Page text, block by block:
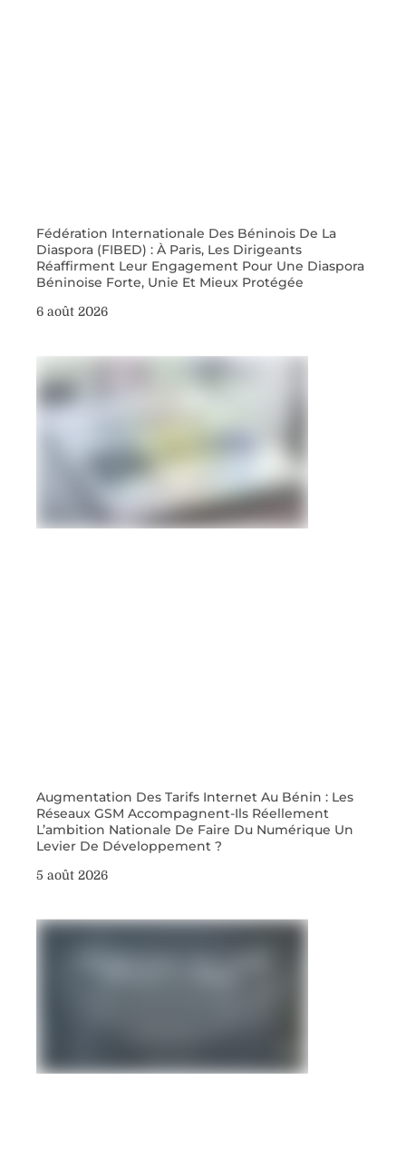
Fédération Internationale Des Béninois De La
Diaspora (FIBED) : À Paris, Les Dirigeants
Réaffirment Leur Engagement Pour Une Diaspora
Béninoise Forte, Unie Et Mieux Protégée
6 août 2026
Augmentation Des Tarifs Internet Au Bénin : Les
Réseaux GSM Accompagnent-Ils Réellement
L’ambition Nationale De Faire Du Numérique Un
Levier De Développement ?
5 août 2026